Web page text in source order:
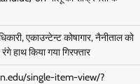
एकाउन्टेन्ट कोषागार, नैनीताल को
हाथ किया गया गिरफ्तार
single-item-view/?